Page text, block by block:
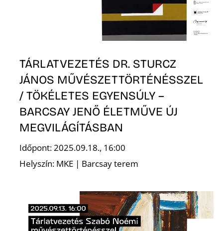
TÁRLATVEZETÉS DR. STURCZ
JÁNOS MŰVÉSZETTÖRTÉNÉSSZEL
/ TÖKÉLETES EGYENSÚLY –
BARCSAY JENŐ ÉLETMŰVE ÚJ
MEGVILÁGÍTÁSBAN
Időpont: 2025.09.18., 16:00
Helyszín: MKE | Barcsay terem